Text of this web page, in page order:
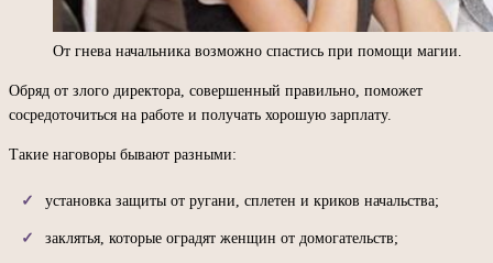
От гнева начальника возможно спастись при помощи магии.
Обряд от злого директора, совершенный правильно, поможет
сосредоточиться на работе и получать хорошую зарплату.
Такие наговоры бывают разными:
установка защиты от ругани, сплетен и криков начальства;
заклятья, которые оградят женщин от домогательств;